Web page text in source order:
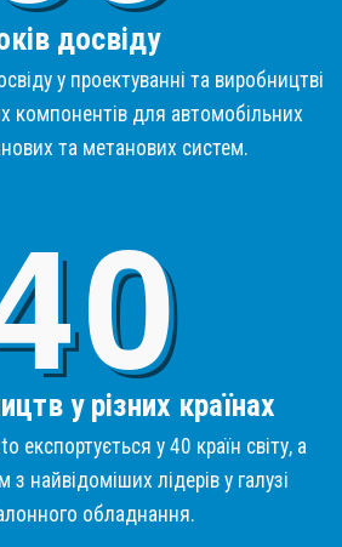
досвіду
у проектуванні та виробництві
компонентів для автомобільних
та метанових систем.
у різних країнах
експортується у 40 країн світу, а
найвідоміших лідерів у галузі
обладнання.